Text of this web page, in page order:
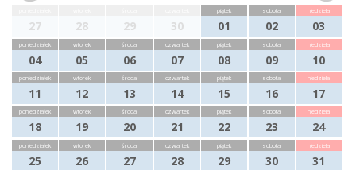
27 28 29 30
piątek
01
sobota
02
niedziela
03
poniedziałek
04
wtorek
05
środa
06
czwartek
07
piątek
08
sobota
09
niedziela
10
poniedziałek
11
wtorek
12
środa
13
czwartek
14
piątek
15
sobota
16
niedziela
17
poniedziałek
18
wtorek
19
środa
20
czwartek
21
piątek
22
sobota
23
niedziela
24
poniedziałek
25
wtorek
26
środa
27
czwartek
28
piątek
29
sobota
30
niedziela
31